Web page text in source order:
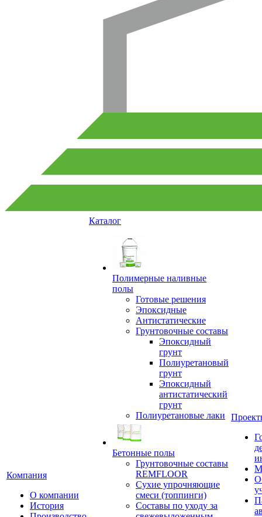
Компания
О компании
История
Каталог
Полимерные наливные
полы
Готовые решения
Эпоксидные
Антистатические
Грунтовочные составы
Эпоксидный
грунт
Полиуретановый
грунт
Эпоксидный
антистатический
грунт
Полиуретановые лаки
Бетонные полы
Грунтовочные составы
REMFLOOR
Сухие упрочняющие
смеси (топпинги)
Составы по уходу за